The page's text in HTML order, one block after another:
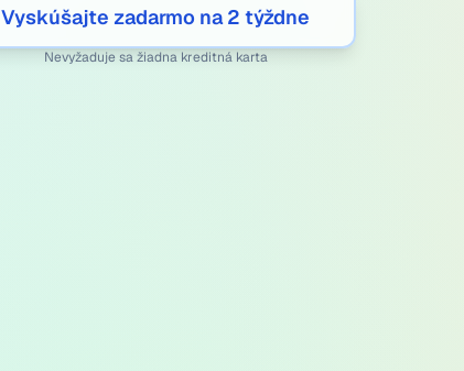
Vyskúšajte zadarmo na 2 týždne
Nevyžaduje sa žiadna kreditná karta